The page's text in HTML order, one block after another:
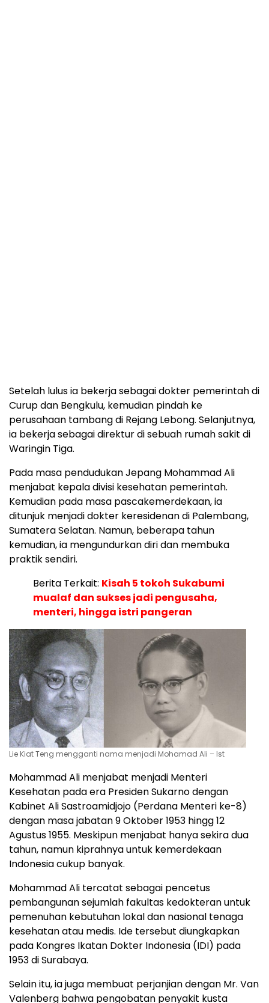
Setelah lulus ia bekerja sebagai dokter pemerintah di
Curup dan Bengkulu, kemudian pindah ke
perusahaan tambang di Rejang Lebong. Selanjutnya,
ia bekerja sebagai direktur di sebuah rumah sakit di
Waringin Tiga.
Pada masa pendudukan Jepang Mohammad Ali
menjabat kepala divisi kesehatan pemerintah.
Kemudian pada masa pascakemerdekaan, ia
ditunjuk menjadi dokter keresidenan di Palembang,
Sumatera Selatan. Namun, beberapa tahun
kemudian, ia mengundurkan diri dan membuka
praktik sendiri.
Berita Terkait: Kisah 5 tokoh Sukabumi
mualaf dan sukses jadi pengusaha,
menteri, hingga istri pangeran
Lie Kiat Teng mengganti nama menjadi Mohamad Ali – Ist
Mohammad Ali menjabat menjadi Menteri
Kesehatan pada era Presiden Sukarno dengan
Kabinet Ali Sastroamidjojo (Perdana Menteri ke-8)
dengan masa jabatan 9 Oktober 1953 hingg 12
Agustus 1955. Meskipun menjabat hanya sekira dua
tahun, namun kiprahnya untuk kemerdekaan
Indonesia cukup banyak.
Mohammad Ali tercatat sebagai pencetus
pembangunan sejumlah fakultas kedokteran untuk
pemenuhan kebutuhan lokal dan nasional tenaga
kesehatan atau medis. Ide tersebut diungkapkan
pada Kongres Ikatan Dokter Indonesia (IDI) pada
1953 di Surabaya.
Selain itu, ia juga membuat perjanjian dengan Mr. Van
Valenberg bahwa pengobatan penyakit kusta